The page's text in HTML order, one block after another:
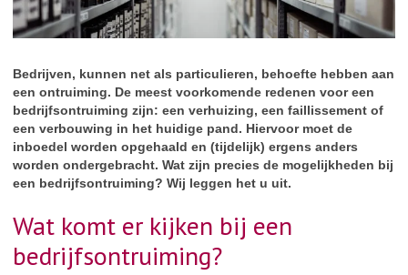
Bedrijven, kunnen net als particulieren, behoefte hebben aan
een ontruiming. De meest voorkomende redenen voor een
bedrijfsontruiming zijn: een verhuizing, een faillissement of
een verbouwing in het huidige pand. Hiervoor moet de
inboedel worden opgehaald en (tijdelijk) ergens anders
worden ondergebracht. Wat zijn precies de mogelijkheden bij
een bedrijfsontruiming? Wij leggen het u uit.
Wat komt er kijken bij een
bedrijfsontruiming?